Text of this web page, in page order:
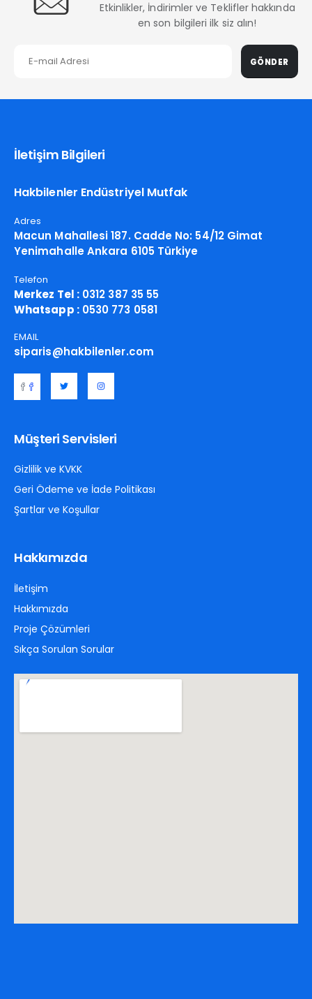
Etkinlikler, İndirimler ve Teklifler hakkında
en son bilgileri ilk siz alın!
GÖNDER
İletişim Bilgileri
Hakbilenler Endüstriyel Mutfak
Adres
Macun Mahallesi 187. Cadde No: 54/12 Gimat
Yenimahalle Ankara 6105 Türkiye
Telefon
Merkez Tel :0312 387 35 55
Whatsapp :0530 773 0581
EMAIL
siparis@hakbilenler.com
Müşteri Servisleri
Gizlilik ve KVKK
Geri Ödeme ve İade Politikası
Şartlar ve Koşullar
Hakkımızda
İletişim
Hakkımızda
Proje Çözümleri
Sıkça Sorulan Sorular